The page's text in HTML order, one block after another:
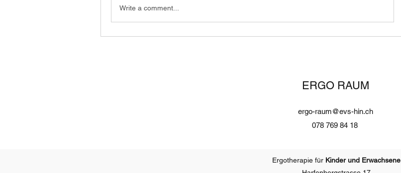
Write a comment...
ERGO RAUM
ergo-raum@evs-hin.ch
078 769 84 18
Ergotherapie für Kinder und Erwachsene